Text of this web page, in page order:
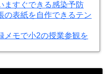
ますぐできる感染予防
の表紙を自作できるテン
メモで小2の授業参観を